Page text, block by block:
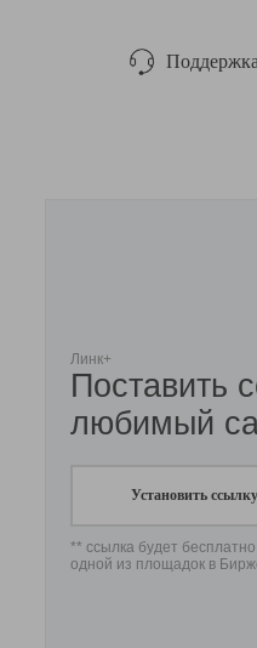
Линк+
Поставить
любимый
Установить ссылку
** ссылка будет
одной из площадок в